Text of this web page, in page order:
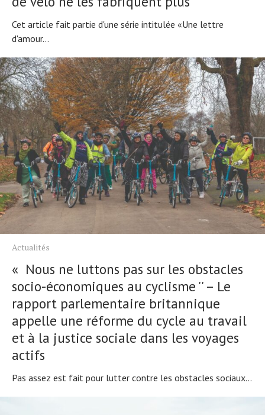
Cet article fait partie d'une série intitulée «Une lettre
d'amour...
Actualités
« Nous ne luttons pas sur les obstacles
socio-économiques au cyclisme '' – Le
rapport parlementaire britannique
appelle une réforme du cycle au travail
et à la justice sociale dans les voyages
actifs
Pas assez est fait pour lutter contre les obstacles sociaux...